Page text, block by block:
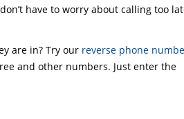
have to worry about calling too
are in? Try our reverse phone
and other numbers. Just enter the